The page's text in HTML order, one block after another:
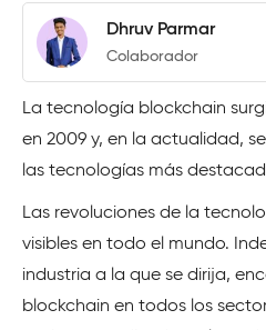
Dhruv Parmar
Colaborador
La tecnología blockchain
en 2009 y, en la actualidad,
las tecnologías más
Las revoluciones de la
visibles en todo el mundo.
industria a la que se dirija,
blockchain en todos los